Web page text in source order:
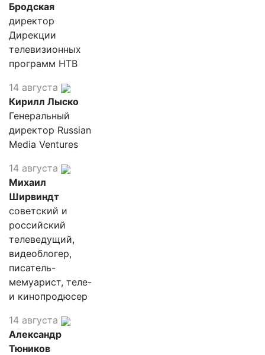
Бродская
директор
Дирекции
телевизионных
программ НТВ
14 августа
Кирилл Лыско
Генеральный
директор Russian
Media Ventures
14 августа
Михаил
Ширвиндт
советский и
российский
телеведущий,
видеоблогер,
писатель-
мемуарист, теле-
и кинопродюсер
14 августа
Александр
Тюников